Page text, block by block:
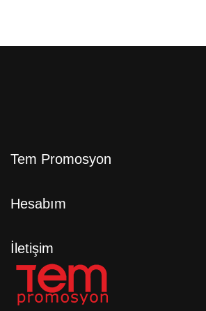
Tem Promosyon
Hesabım
İletişim